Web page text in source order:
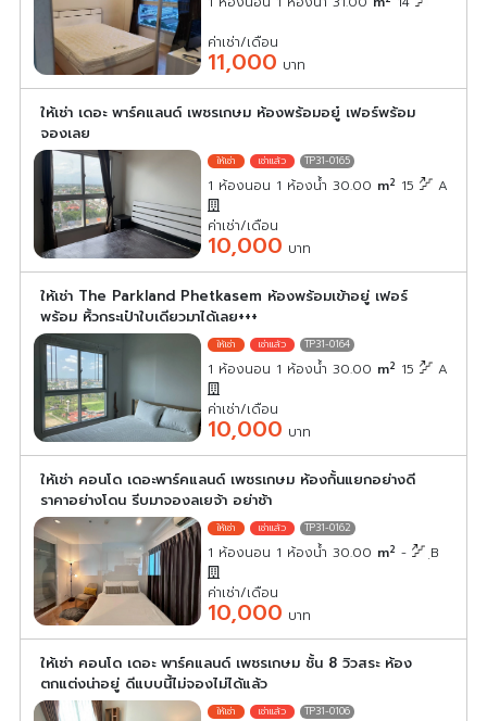
ค่าเช่า/เดือน
11,000 บาท
ให้เช่า เดอะ พาร์คแลนด์ เพชรเกษม ห้องพร้อมอยู๋ เฟอร์พร้อม
จองเลย
TP31-0165
1 ห้องนอน 1 ห้องน้ำ 30.00 m2 15 A
ค่าเช่า/เดือน
10,000 บาท
ให้เช่า The Parkland Phetkasem ห้องพร้อมเข้าอยู่ เฟอร์
พร้อม หิ้วกระเป๋าใบเดียวมาได้เลย+++
TP31-0164
1 ห้องนอน 1 ห้องน้ำ 30.00 m2 15 A
ค่าเช่า/เดือน
10,000 บาท
ให้เช่า คอนโด เดอะพาร์คแลนด์ เพชรเกษม ห้องกั้นแยกอย่างดี
ราคาอย่างโดน รีบมาจองลเยจ้า อย่าช้า
TP31-0162
1 ห้องนอน 1 ห้องน้ำ 30.00 m2 - ฺB
ค่าเช่า/เดือน
10,000 บาท
ให้เช่า คอนโด เดอะ พาร์คแลนด์ เพชรเกษม ชั้น 8 วิวสระ ห้อง
ตกแต่งน่าอยู่ ดีแบบนี้ไม่จองไม่ได้แล้ว
TP31-0106